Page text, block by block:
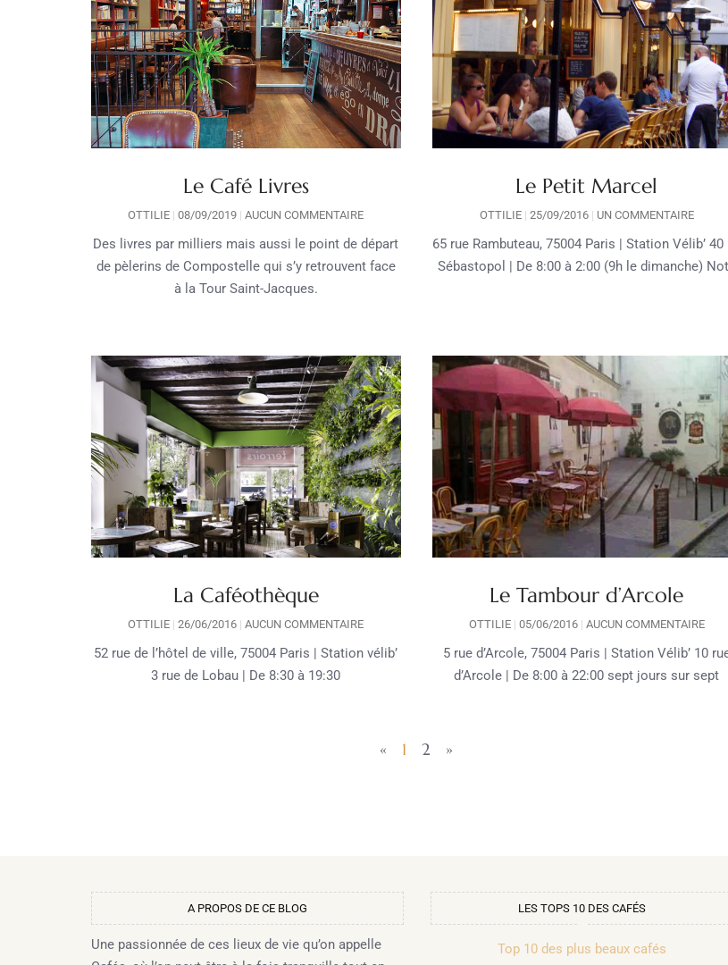
Le Café Livres
OTTILIE 08/09/2019 AUCUN COMMENTAIRE
Des livres par milliers mais aussi le point de départ
de pèlerins de Compostelle qui s’y retrouvent face
à la Tour Saint-Jacques.
Le Petit Marcel
OTTILIE 25/09/2016 UN COMMENTAIRE
65 rue Rambuteau, 75004 Paris | Station Vélib’ 40
Sébastopol | De 8:00 à 2:00 (9h le dimanche)
La Caféothèque
OTTILIE 26/06/2016 AUCUN COMMENTAIRE
52 rue de l’hôtel de ville, 75004 Paris | Station vélib’
3 rue de Lobau | De 8:30 à 19:30
Le Tambour d’Arcole
OTTILIE 05/06/2016 AUCUN COMMENTAIRE
5 rue d’Arcole, 75004 Paris | Station Vélib’ 10
d’Arcole | De 8:00 à 22:00 sept jours sur sept
« 1 2 »
A PROPOS DE CE BLOG​
Une passionnée de ces lieux de vie qu’on appelle
LES TOPS 10 DES CAFÉS
Top 10 des plus beaux cafés